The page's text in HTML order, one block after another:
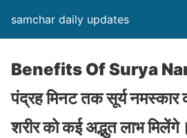
samchar daily updates
Benefits Of Surya
पंद्रह मिनट तक सूर्य
शरीर को कई अद्भुत लाभ मिलेंगे।